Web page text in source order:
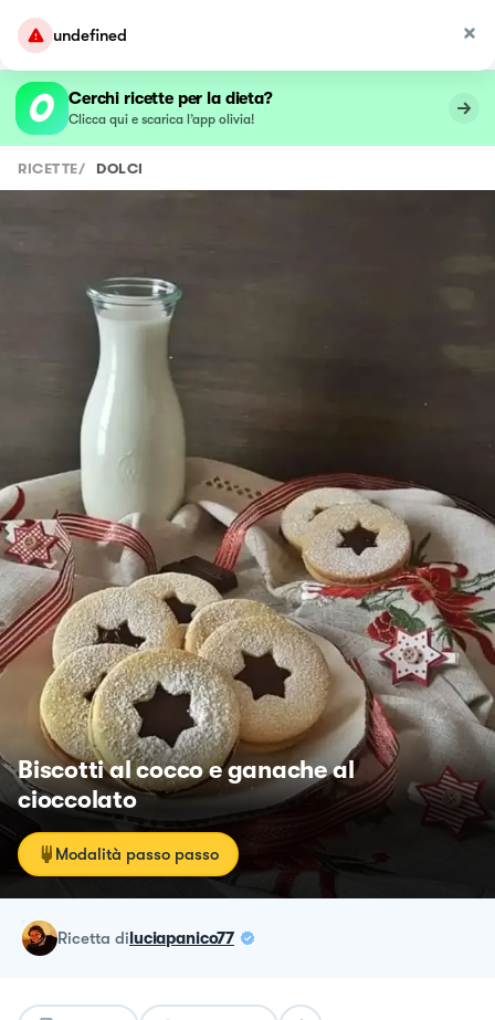
undefined
Cerchi ricette per la dieta?
Clicca qui e scarica l’app olivia!
RICETTE/ DOLCI
Biscotti al cocco e ganache al
cioccolato
Modalità passo passo
ricetta diluciapanico77